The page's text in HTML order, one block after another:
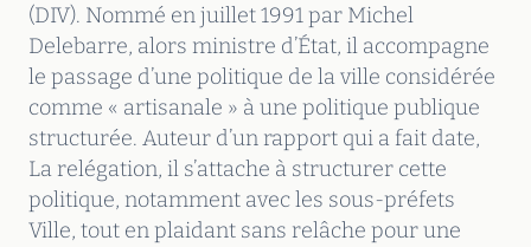
(DIV). Nommé en juillet 1991 par Michel
Delebarre, alors ministre d’État, il accompagne
le passage d’une politique de la ville considérée
comme « artisanale » à une politique publique
structurée. Auteur d’un rapport qui a fait date,
La relégation, il s’attache à structurer cette
politique, notamment avec les sous-préfets
Ville, tout en plaidant sans relâche pour une